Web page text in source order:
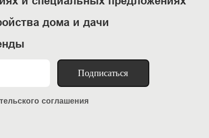
дома и дачи
Подписаться
соглашения